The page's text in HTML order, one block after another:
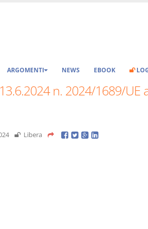
ARGOMENTI NEWS EBOOK
n. 2024/1689/UE
Libera